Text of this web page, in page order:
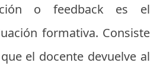
o feedback es el
formativa. Consiste
el docente devuelve al